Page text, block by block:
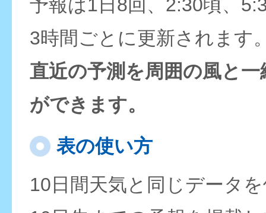
予報は1日8回、2:30頃、
3時間ごとに更新されます
直近の予測を周囲の風と
ができます。
表の使い方
10日間天気と同じデータ